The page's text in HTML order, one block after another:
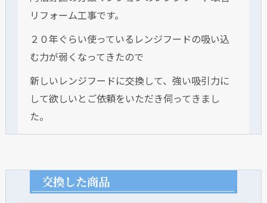
リフォーム工事です。
２０年ぐらい使っているレンジフードの吸い込
む力が弱くなってきたので
新しいレンジフードに交換して、強い吸引力に
して欲しいとご依頼をいただき伺ってきまし
た。
交換した商品